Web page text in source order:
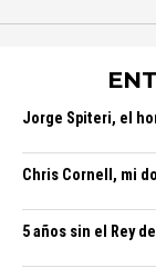
Jorge Spiteri, el
Chris Cornell, mi
5 años sin el Rey